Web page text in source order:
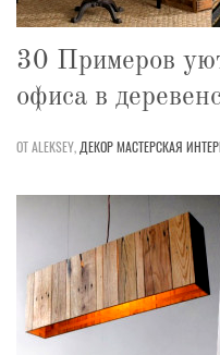
30 Примеров
офиса в
ОТ ALEKSEY, ДЕКОРМАСТЕРСКАЯ